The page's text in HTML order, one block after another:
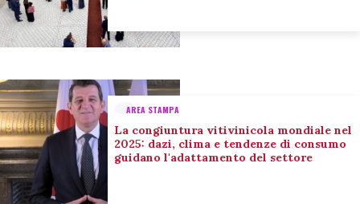
AREA STAMPA
La congiuntura vitivinicola mondiale nel
2025: dazi, clima e tendenze di consumo
guidano l'adattamento del settore